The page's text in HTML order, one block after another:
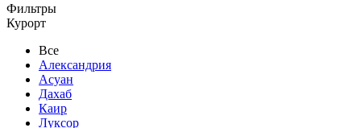
Фильтры
Курорт
Все
Александрия
Асуан
Дахаб
Каир
Луксор